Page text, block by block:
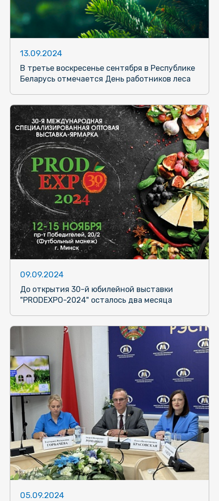
13.09.2024
В третье воскресенье сентября в Республике
Беларусь отмечается День работников леса
09.09.2024
До открытия 30-й юбилейной выставки
"PRODEXPO-2024" осталось два месяца
05.09.2024